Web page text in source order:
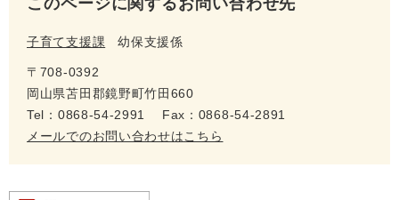
子育て支援課 幼保支援係
〒708-0392
岡山県苫田郡鏡野町竹田660
Tel：0868-54-2991
Fax：0868-54-2891
メールでのお問い合わせはこちら